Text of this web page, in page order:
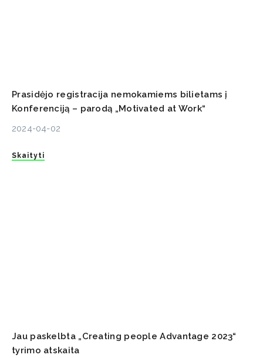
Prasidėjo registracija nemokamiems bilietams į
Konferenciją – parodą „Motivated at Work“
2024-04-02
Skaityti
Jau paskelbta „Creating people Advantage 2023“
tyrimo atskaita